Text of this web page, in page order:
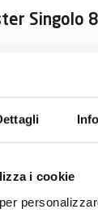
i cookie
Singolo